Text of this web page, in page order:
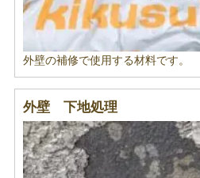
外壁の補修で使用する材料です。
外壁 下地処理